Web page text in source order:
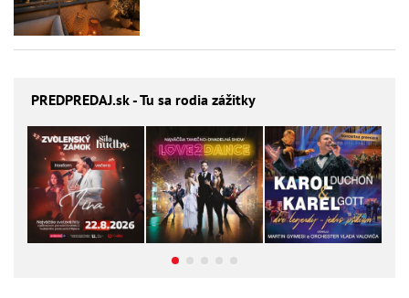
PREDPREDAJ.sk - Tu sa rodia zážitky